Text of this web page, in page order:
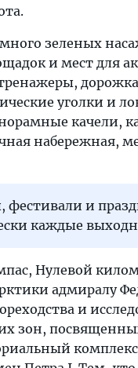
зеленых
и мест для
дорожка
уголки и
качели,
набережная,
фестивали и
каждые
Нулевой
адмиралу
и
зон,